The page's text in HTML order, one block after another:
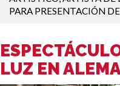
PARA PRESENTACIÓN
LUZ EN